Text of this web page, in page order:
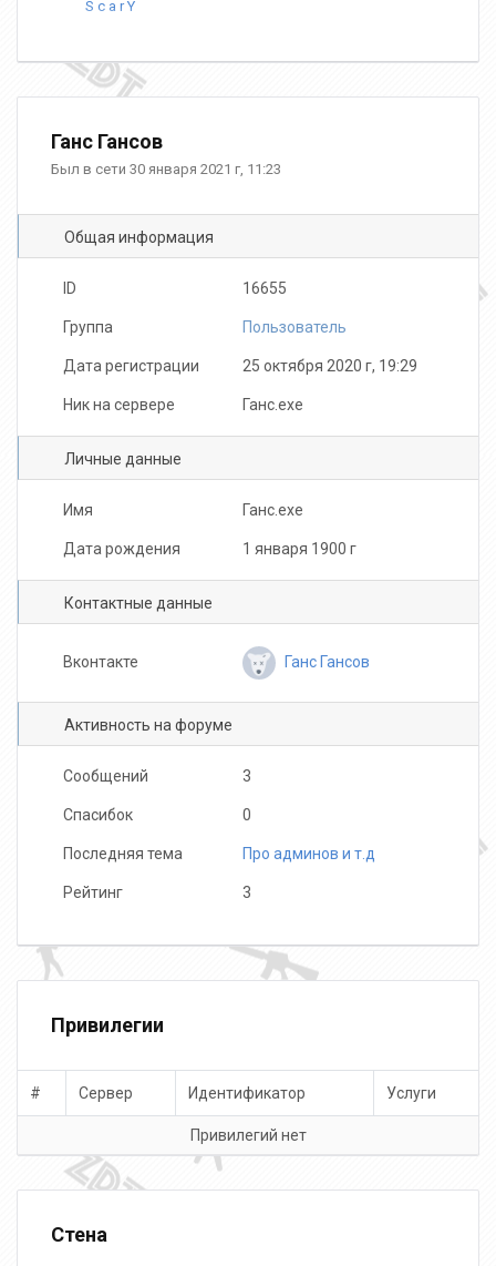
S c a r Y
Ганс Гансов
Был в сети 30 января 2021 г, 11:23
Общая информация
ID 16655
Группа Пользователь
Дата регистрации 25 октября 2020 г, 19:29
Ник на сервере Ганс.exe
Личные данные
Имя Ганс.exe
Дата рождения 1 января 1900 г
Контактные данные
Вконтакте Ганс Гансов
Активность на форуме
Сообщений 3
Спасибок 0
Последняя тема Про админов и т.д
Рейтинг 3
Привилегии
# Сервер Идентификатор Услуги
Привилегий нет
Стена